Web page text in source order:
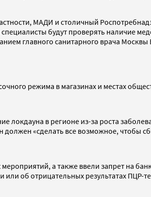
МАДИ и столичный
будут проверять наличие
главного санитарного врача
режима в магазинах и местах
локдауна в регионе из-за роста
«сделать все возможное, чтобы
а также ввели запрет на
об отрицательных результатах ПЦР-